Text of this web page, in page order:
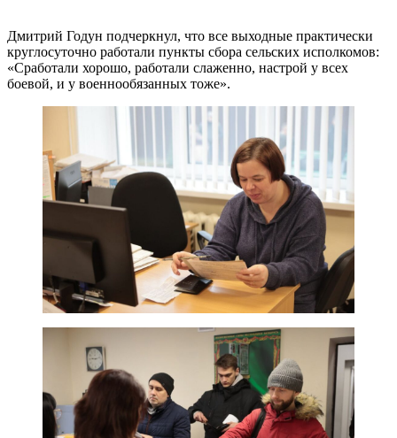
Дмитрий Годун подчеркнул, что все выходные практически
круглосуточно работали пункты сбора сельских исполкомов:
«Сработали хорошо, работали слаженно, настрой у всех
боевой, и у военнообязанных тоже».